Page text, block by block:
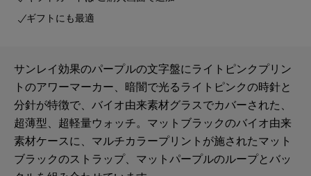
ギフトにも最適
サンレイ効果のパープルの文字盤にライトピンクプリン
トのアワーマーカー、暗闇で光るライトピンクの時針と
分針が特徴で、バイオ由来素材グラスでカバーされた、
超薄型、超軽量ウォッチ。マットブラックのバイオ由来
素材ケースに、マルチカラープリントが施されたマット
ブラックのストラップ、マットパープルのループとバッ